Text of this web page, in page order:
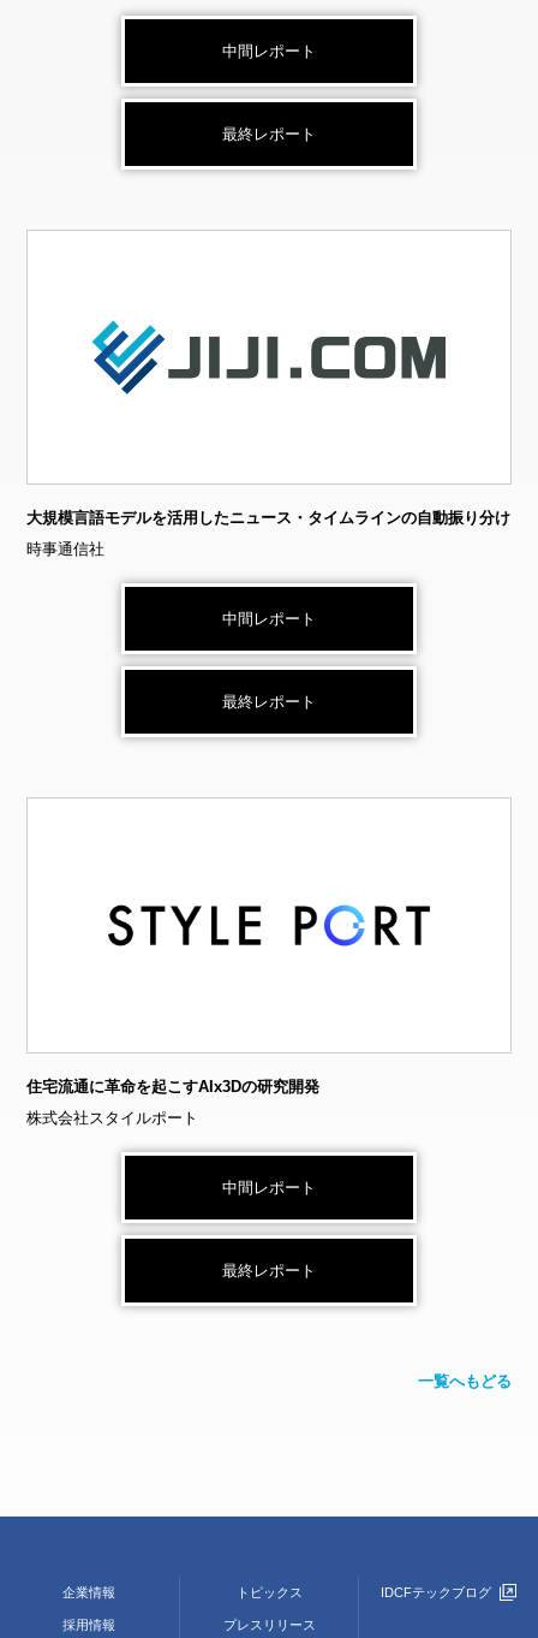
中間レポート
最終レポート
大規模言語モデルを活用したニュース・タイムラインの自動振り分け
時事通信社
中間レポート
最終レポート
住宅流通に⾰命を起こすAIx3Dの研究開発
株式会社スタイルポート
中間レポート
最終レポート
一覧へもどる
企業情報
採用情報
トピックス
プレスリリース
IDCFテックブログ